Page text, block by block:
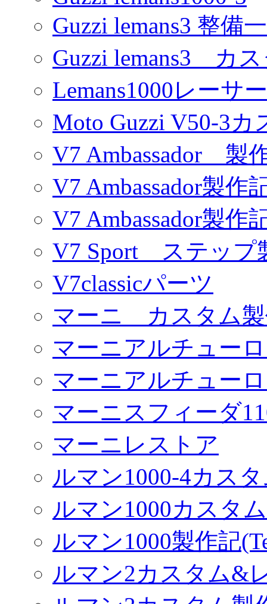
Guzzi lemans3 整備
Guzzi lemans3 カ
Lemans1000レーサ
Moto Guzzi V50-3カ
V7 Ambassador 製
V7 Ambassador製作
V7 Ambassador製作
V7 Sport ステップ
V7classicパーツ
マーニ カスタム
マーニアルチュー
マーニアルチュー
マーニスフィーダ
マーニレストア
ルマン1000-4カス
ルマン1000カスタ
ルマン1000製作記
ルマン2カスタム&